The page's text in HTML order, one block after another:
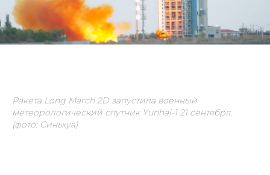
Ракета Long March 2D запустила военный
метеорологический спутник Yunhai-1 21 сентября.
(фото: Синьхуа)